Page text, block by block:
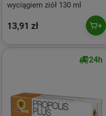
wyciągiem ziół 130 ml
13,91 zł
24h